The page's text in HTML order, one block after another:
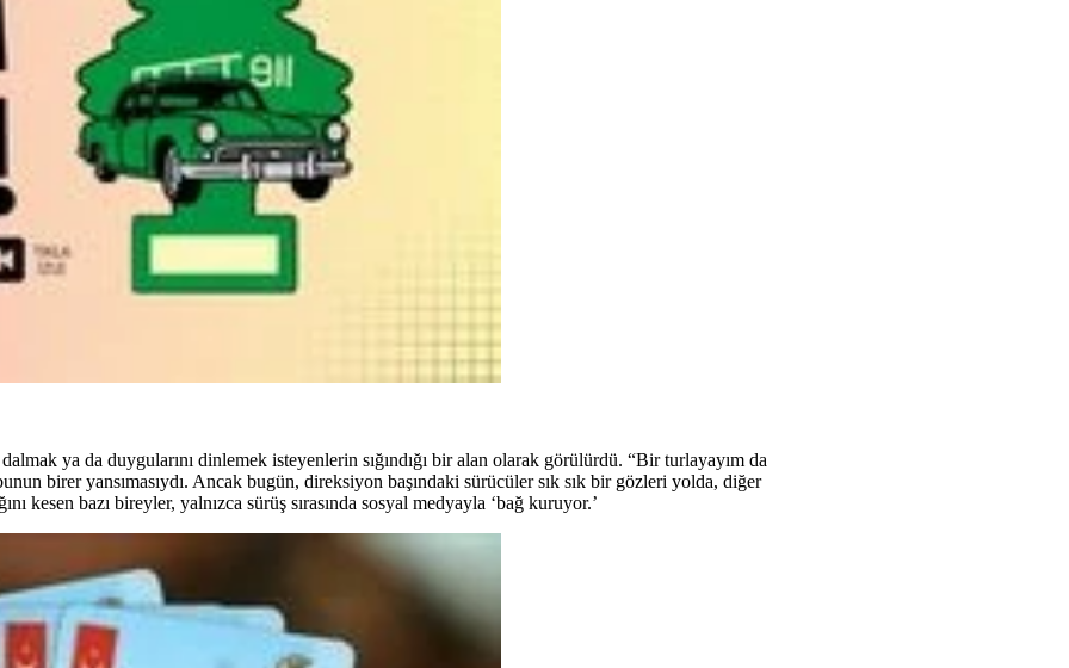
ya da duygularını dinlemek isteyenlerin sığındığı bir alan olarak görülürdü. “Bir turlayayım da
birer yansımasıydı. Ancak bugün, direksiyon başındaki sürücüler sık sık bir gözleri yolda, diğer
kesen bazı bireyler, yalnızca sürüş sırasında sosyal medyayla ‘bağ kuruyor.’